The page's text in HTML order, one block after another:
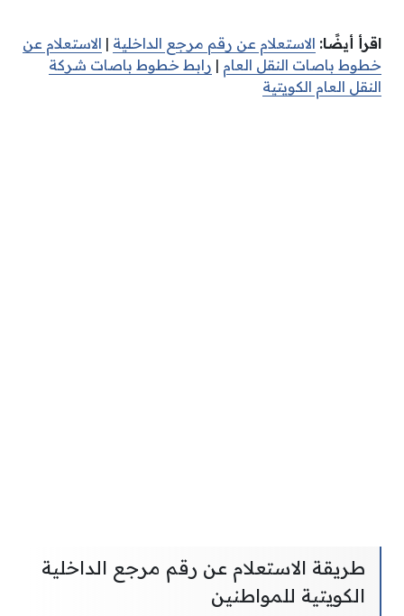
اقرأ أيضًا: الاستعلام عن رقم مرجع الداخلية | الاستعلام عن
خطوط باصات النقل العام | رابط خطوط باصات شركة
النقل العام الكويتية
طريقة الاستعلام عن رقم مرجع الداخلية
الكويتية للمواطنين